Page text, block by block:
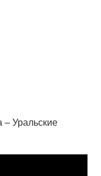
Уральские